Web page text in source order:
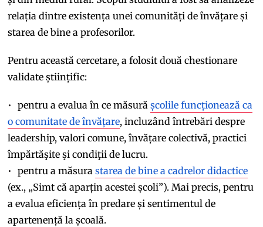
relația dintre existența unei comunități de învățare și
starea de bine a profesorilor.
Pentru această cercetare, a folosit două chestionare
validate științific:
pentru a evalua în ce măsurășcolile funcționează ca
o comunitate de învățare, incluzând întrebări despre
leadership, valori comune, învățare colectivă, practici
împărtăşite şi condiţii de lucru.
pentru a măsurastarea de bine a cadrelor didactice
(ex., „Simt că aparțin acestei școli”). Mai precis, pentru
a evalua eficiența în predare și sentimentul de
apartenență la școală.